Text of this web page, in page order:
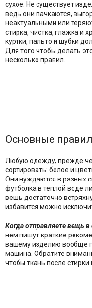
сухое. Не существует
ведь они пачкаются,
неактуальными или
стирка, чистка, глажка и
куртки, пальто и шубки
Для того чтобы делать
несколько правил.
Основные
Любую одежду, прежде
сортировать: белое и
Они нуждаются в разных
футболка в теплой воде
вещь достаточно
избавится можно
Когда отправляете вещь
нем пишут краткие
вашему изделию вообще
машина. Обратите
чтобы ткань после стирки